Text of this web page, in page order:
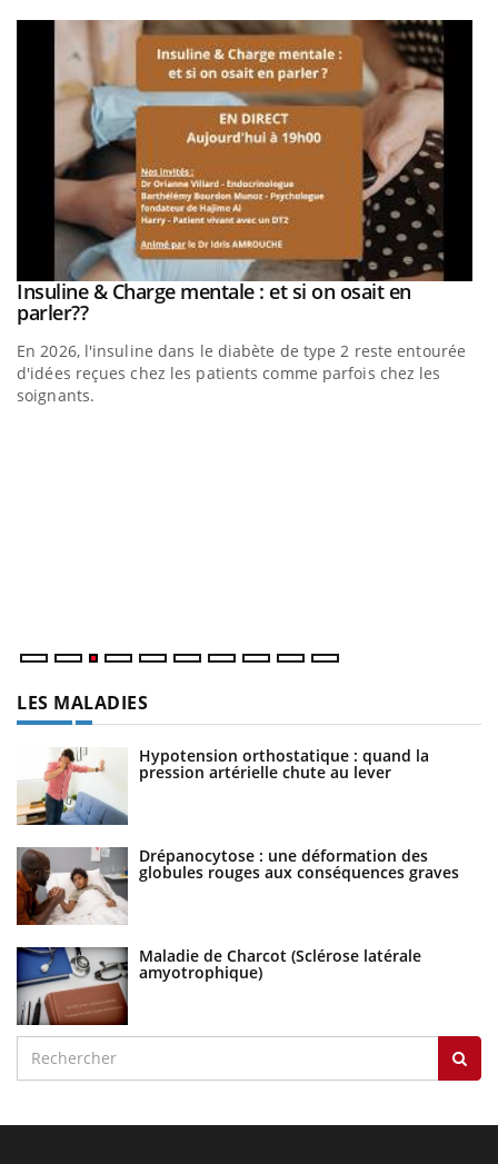
Youtube
Insuline & Charge mentale : et si on osait en
parler??Youtube
En 2026, l'insuline dans le diabète de type 2 reste entourée
d'idées reçues chez les patients comme parfois chez les
soignants.
LES MALADIES
Hypotension orthostatique : quand la
pression artérielle chute au lever
Drépanocytose : une déformation des
globules rouges aux conséquences graves
Maladie de Charcot (Sclérose latérale
amyotrophique)